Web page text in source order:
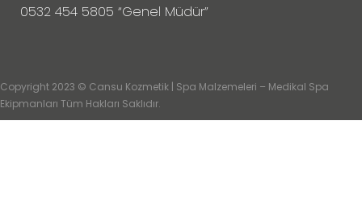
0532 454 5805 “Genel Müdür”
Copyright 2023 © Cansu Kozmetik | Spa Malzemeleri – Medikal Spa
Ekipmanları Tüm Hakları Saklıdır.